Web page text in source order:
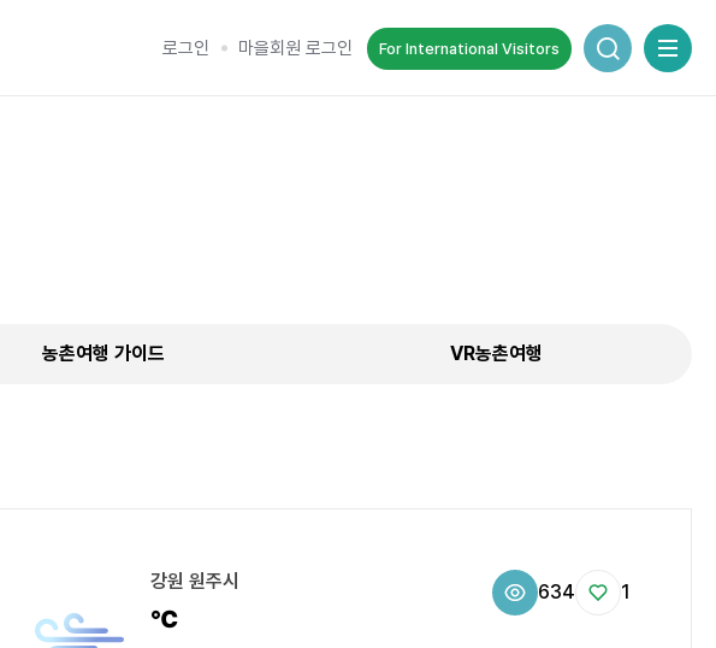
로그인 마을회원 로그인 For International Visitors 통합검색 창
농촌여행 가이드 VR농촌여행
강원 원주시
℃
634 1